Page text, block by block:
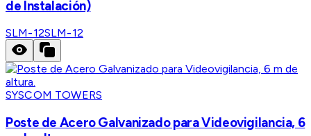
de Instalación)
SLM-12SLM-12
SYSCOM TOWERS
Poste de Acero Galvanizado para Videovigilancia, 6